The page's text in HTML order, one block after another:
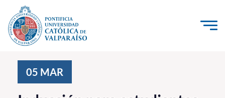
Click acá para ir directamente al contenido
Investigación, Creación e Innovación
05 MAR